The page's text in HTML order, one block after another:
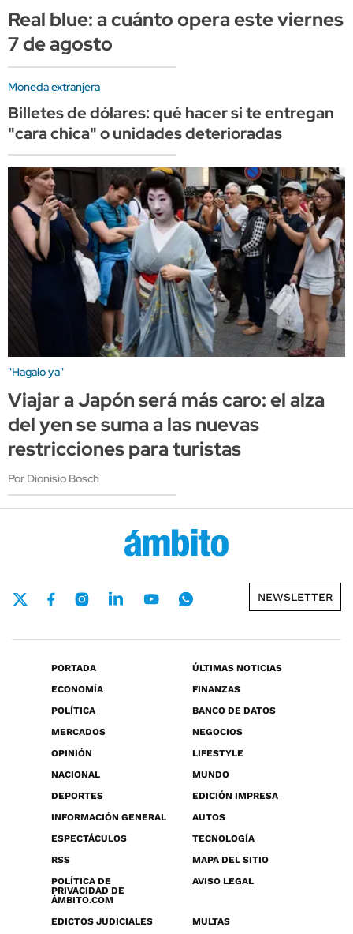
Real blue: a cuánto opera este viernes
7 de agosto
Moneda extranjera
Billetes de dólares: qué hacer si te entregan
"cara chica" o unidades deterioradas
"Hagalo ya"
Viajar a Japón será más caro: el alza
del yen se suma a las nuevas
restricciones para turistas
Por Dionisio Bosch
NEWSLETTER
PORTADA
ÚLTIMAS NOTICIAS
ECONOMÍA
FINANZAS
POLÍTICA
BANCO DE DATOS
MERCADOS
NEGOCIOS
OPINIÓN
LIFESTYLE
NACIONAL
MUNDO
DEPORTES
EDICIÓN IMPRESA
INFORMACIÓN GENERAL
AUTOS
ESPECTÁCULOS
TECNOLOGÍA
RSS
MAPA DEL SITIO
POLÍTICA DE
PRIVACIDAD DE
ÁMBITO.COM
AVISO LEGAL
EDICTOS JUDICIALES MULTAS